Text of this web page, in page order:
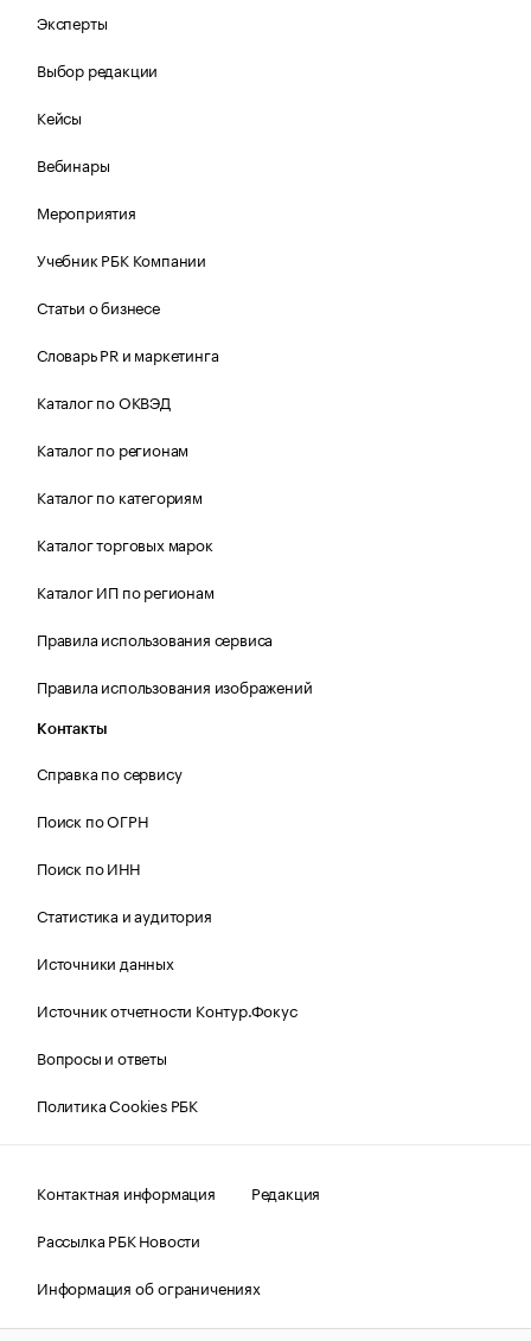
Эксперты
Выбор редакции
Кейсы
Вебинары
Мероприятия
Учебник РБК Компании
Статьи о бизнесе
Словарь PR и маркетинга
Каталог по ОКВЭД
Каталог по регионам
Каталог по категориям
Каталог торговых марок
Каталог ИП по регионам
Правила использования сервиса
Правила использования изображений
Контакты
Справка по сервису
Поиск по ОГРН
Поиск по ИНН
Статистика и аудитория
Источники данных
Источник отчетности Контур.Фокус
Вопросы и ответы
Политика Cookies РБК
Контактная информация
Редакция
Рассылка РБК Новости
Информация об ограничениях
Правовая информация
О соблюдении авторских прав